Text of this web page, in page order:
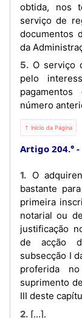
obtida, nos
serviço de
documentos
da
5. O serviço de registo competente é reembolsado
pelo
número
⇡ Início da Página
Artigo 204.°
1. O adquirente que não disponha de documento
bastante
primeira
notarial ou
justificação
de acção
subsecção I
proferida
suprimento
III deste
2. [...].